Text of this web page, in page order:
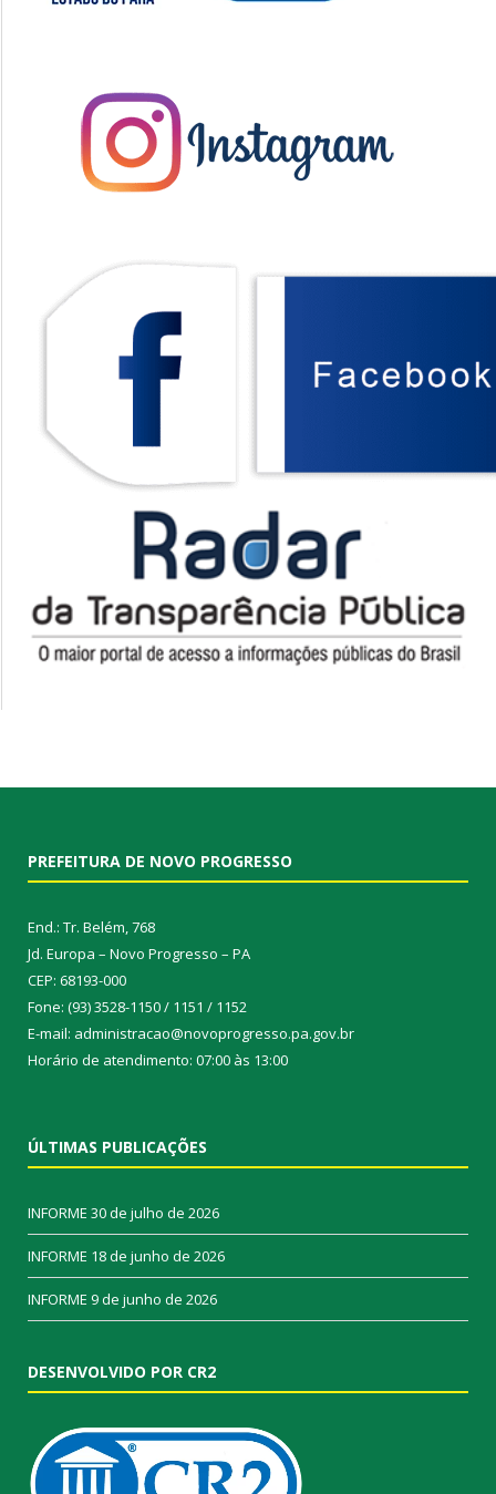
PREFEITURA DE NOVO PROGRESSO
End.: Tr. Belém, 768
Jd. Europa – Novo Progresso – PA
CEP: 68193-000
Fone: (93) 3528-1150 / 1151 / 1152
E-mail: administracao@novoprogresso.pa.gov.br
Horário de atendimento: 07:00 às 13:00
ÚLTIMAS PUBLICAÇÕES
INFORME 30 de julho de 2026
INFORME 18 de junho de 2026
INFORME 9 de junho de 2026
DESENVOLVIDO POR CR2